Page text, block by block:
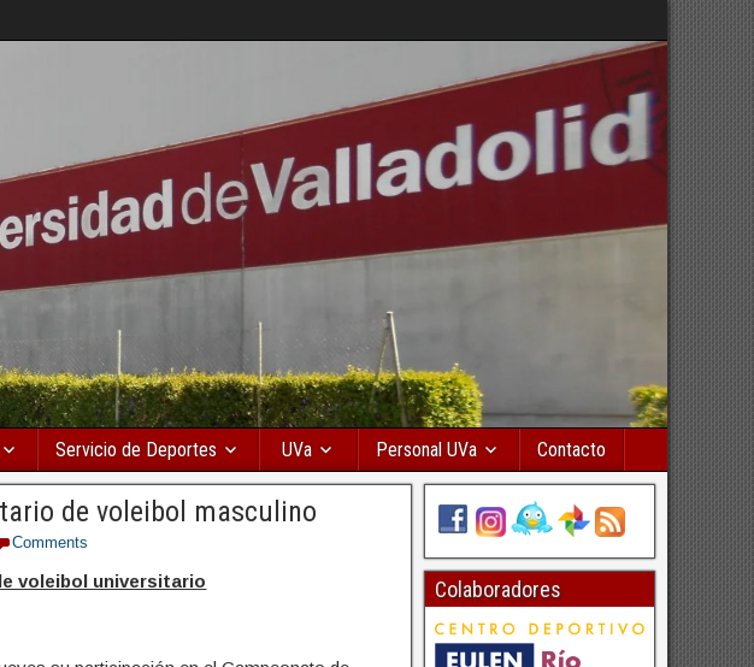
Servicio de Deportes UVa Personal UVa Contacto
de voleibol masculino
Comments
voleibol universitario Colaboradores